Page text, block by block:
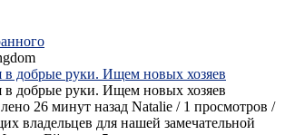
добрые руки. Ищем новых хозяев
добрые руки. Ищем новых хозяев
26 минут назад Natalie / 1 просмотров /
владельцев для нашей замечательной